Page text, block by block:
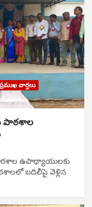
వార్తలు
పాఠశాల
ఉపాధ్యాయులకు
బదిలీపై వెళ్లిన